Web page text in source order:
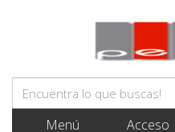
Menú Acceso